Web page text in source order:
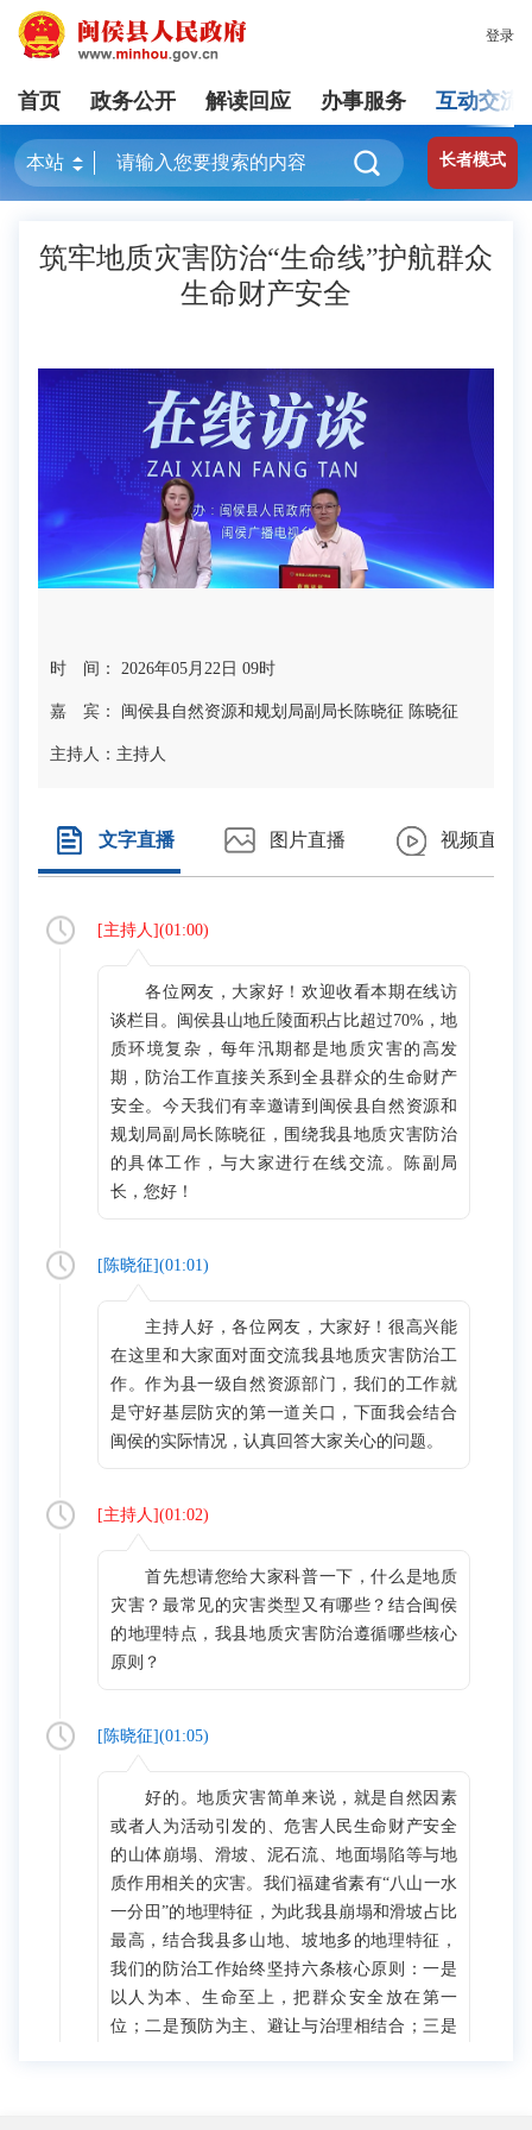
登录
首页 政务公开 解读回应 办事服务 互动交流
长者模式
筑牢地质灾害防治“生命线”护航群众
生命财产安全
时 间： 2026年05月22日 09时
嘉 宾： 闽侯县自然资源和规划局副局长陈晓征 陈晓征
主持人： 主持人
文字直播 图片直播 视频直播
[主持人 ](01:00)
各位网友，大家好！欢迎收看本期在线访
谈栏目。闽侯县山地丘陵面积占比超过70%，地
质环境复杂，每年汛期都是地质灾害的高发
期，防治工作直接关系到全县群众的生命财产
安全。今天我们有幸邀请到闽侯县自然资源和
规划局副局长陈晓征，围绕我县地质灾害防治
的具体工作，与大家进行在线交流。陈副局
长，您好！
[ 陈晓征](01:01)
主持人好，各位网友，大家好！很高兴能
在这里和大家面对面交流我县地质灾害防治工
作。作为县一级自然资源部门，我们的工作就
是守好基层防灾的第一道关口，下面我会结合
闽侯的实际情况，认真回答大家关心的问题。
[主持人 ](01:02)
首先想请您给大家科普一下，什么是地质
灾害？最常见的灾害类型又有哪些？结合闽侯
的地理特点，我县地质灾害防治遵循哪些核心
原则？
[ 陈晓征](01:05)
好的。地质灾害简单来说，就是自然因素
或者人为活动引发的、危害人民生命财产安全
的山体崩塌、滑坡、泥石流、地面塌陷等与地
质作用相关的灾害。我们福建省素有“八山一水
一分田”的地理特征，为此我县崩塌和滑坡占比
最高，结合我县多山地、坡地多的地理特征，
我们的防治工作始终坚持六条核心原则：一是
以人为本、生命至上，把群众安全放在第一
位；二是预防为主、避让与治理相结合；三是